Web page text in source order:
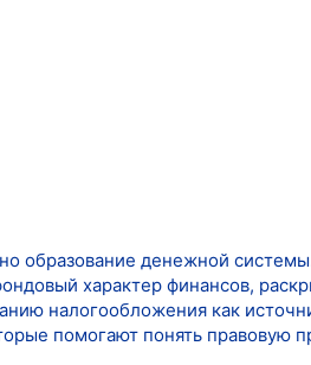
образование денежной
характер финансов,
налогообложения как
помогают понять правовую